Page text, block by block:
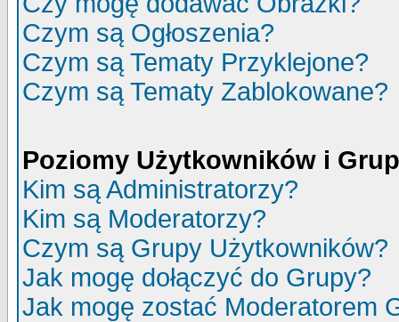
Czym są Ogłoszenia?
Czym są Tematy Przyklejone?
Czym są Tematy Zablokowane?
Poziomy Użytkowników i
Kim są Administratorzy?
Kim są Moderatorzy?
Czym są Grupy Użytkowników?
Jak mogę dołączyć do Grupy?
Jak mogę zostać Moderatorem